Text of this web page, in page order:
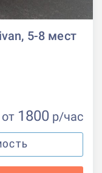
5-8 мест
от 1800 р/час